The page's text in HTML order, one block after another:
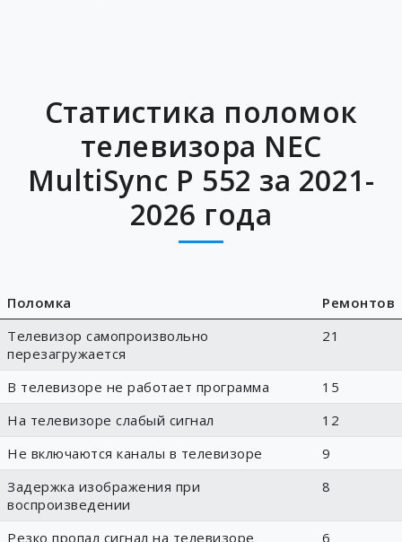
Статистика поломок
телевизора NEC
MultiSync P 552 за 2021-
2026 года
Поломка
Ремонтов
Телевизор самопроизвольно
перезагружается
21
В телевизоре не работает программа
15
На телевизоре слабый сигнал
12
Не включаются каналы в телевизоре
9
Задержка изображения при
воспроизведении
8
Резко пропал сигнал на телевизоре
6